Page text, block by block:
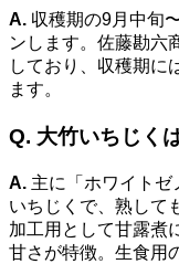
A. 収穫期の9月中旬
ンします。佐藤勘六
しており、収穫期に
ます。
Q. 大竹いちじく
A. 主に「ホワイトゼ
いちじくで、熟して
加工用として甘露煮
甘さが特徴。生食用